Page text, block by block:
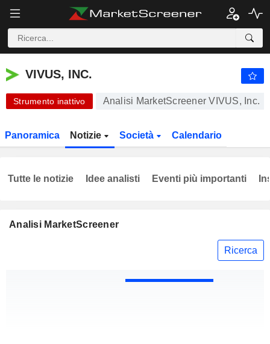
VIVUS, INC.
VIVUS, INC.
Strumento inattivo Analisi MarketScreener VIVUS, Inc.
Panoramica Notizie Società Calendario
Analisi MarketScreener
Ricerca
Tutte le notizie Idee analisti Eventi più importanti